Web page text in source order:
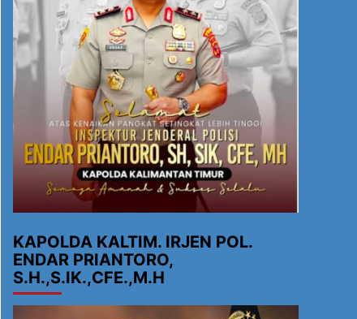
KAPOLDA KALTIM. IRJEN POL.
ENDAR PRIANTORO,
S.H.,S.IK.,CFE.,M.H